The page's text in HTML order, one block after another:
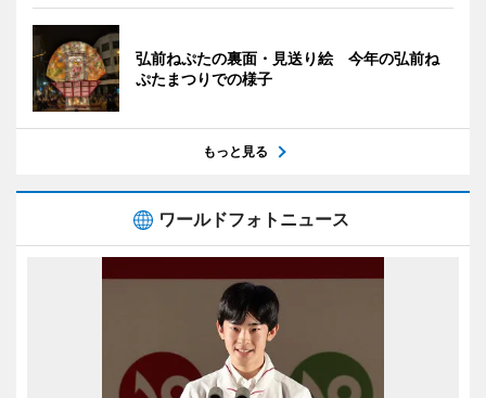
弘前ねぷたの裏面・見送り絵 今年の弘前ね
ぷたまつりでの様子
もっと見る
ワールドフォトニュース